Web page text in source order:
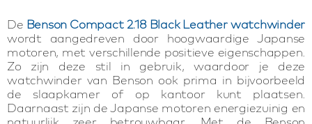
De Benson Compact 2.18 Black Leather watchwinder
wordt aangedreven door hoogwaardige Japanse
motoren, met verschillende positieve eigenschappen.
Zo zijn deze stil in gebruik, waardoor je deze
watchwinder van Benson ook prima in bijvoorbeeld
de slaapkamer of op kantoor kunt plaatsen.
Daarnaast zijn de Japanse motoren energiezuinig en